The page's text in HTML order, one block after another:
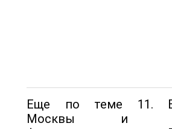
Еще по теме 11.
Москвы и